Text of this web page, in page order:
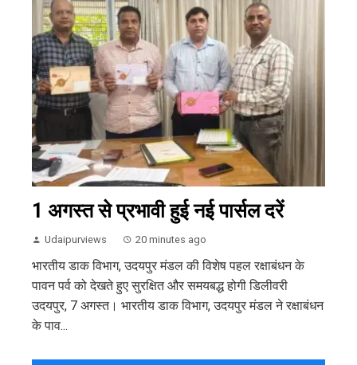
1 अगस्त से प्रभावी हुई नई पार्सल दरें
Udaipurviews 20 minutes ago
भारतीय डाक विभाग, उदयपुर मंडल की विशेष पहल रक्षाबंधन के
पावन पर्व को देखते हुए सुरक्षित और समयबद्ध होगी डिलीवरी
उदयपुर, 7 अगस्त। भारतीय डाक विभाग, उदयपुर मंडल ने रक्षाबंधन
के पाव...